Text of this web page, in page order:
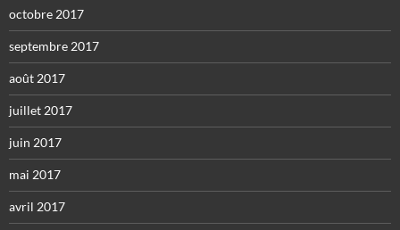
octobre 2017
septembre 2017
août 2017
juillet 2017
juin 2017
mai 2017
avril 2017